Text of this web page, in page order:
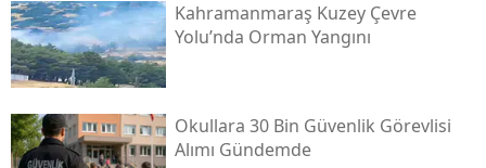
Kahramanmaraş Kuzey Çevre
Yolu’nda Orman Yangını
Okullara 30 Bin Güvenlik Görevlisi
Alımı Gündemde